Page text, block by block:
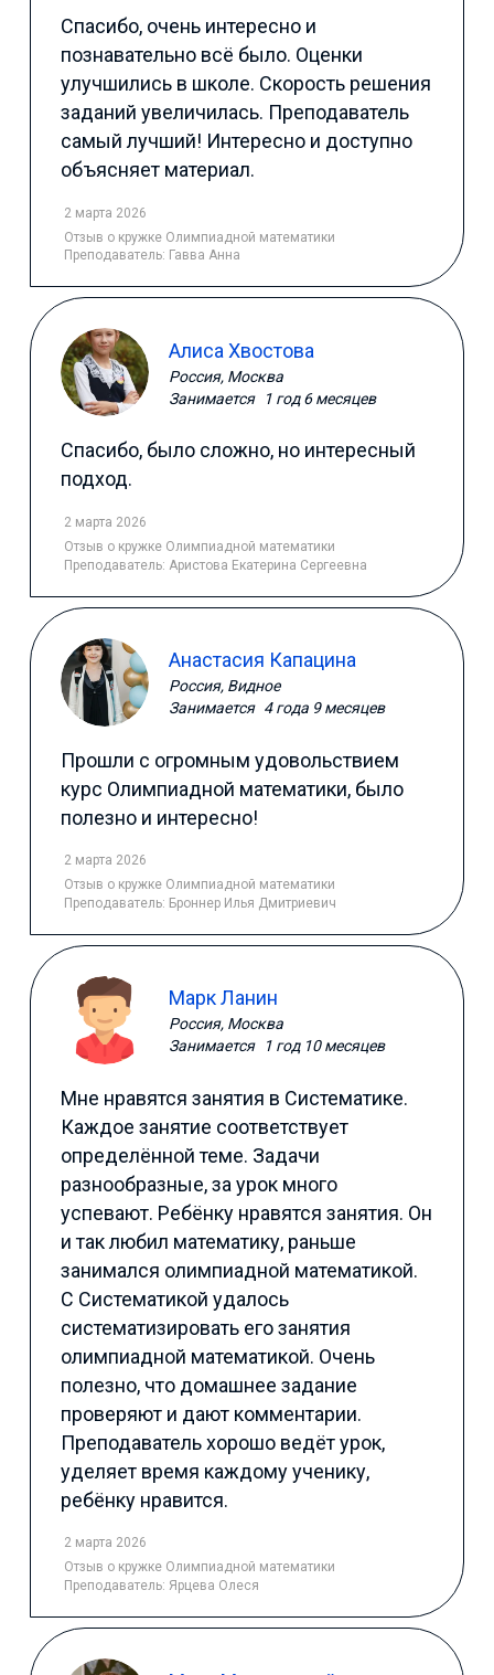
Спасибо, очень интересно и
познавательно всё было. Оценки
улучшились в школе. Скорость решения
заданий увеличилась. Преподаватель
самый лучший! Интересно и доступно
объясняет материал.
2 марта 2026
Отзыв о кружке Олимпиадной математики
Преподаватель: Гавва Анна
Алиса Хвостова
Россия, Москва
Занимается
1 год 6 месяцев
Спасибо, было сложно, но интересный
подход.
2 марта 2026
Отзыв о кружке Олимпиадной математики
Преподаватель: Аристова Екатерина Сергеевна
Анастасия Капацина
Россия, Видное
Занимается 4 года 9 месяцев
Прошли с огромным удовольствием
курс Олимпиадной математики, было
полезно и интересно!
2 марта 2026
Отзыв о кружке Олимпиадной математики
Преподаватель: Броннер Илья Дмитриевич
Марк Ланин
Россия, Москва
Занимается
1 год 10 месяцев
Мне нравятся занятия в Систематике.
Каждое занятие соответствует
определённой теме. Задачи
разнообразные, за урок много
успевают. Ребёнку нравятся занятия. Он
и так любил математику, раньше
занимался олимпиадной математикой.
С Систематикой удалось
систематизировать его занятия
олимпиадной математикой. Очень
полезно, что домашнее задание
проверяют и дают комментарии.
Преподаватель хорошо ведёт урок,
уделяет время каждому ученику,
ребёнку нравится.
2 марта 2026
Отзыв о кружке Олимпиадной математики
Преподаватель: Ярцева Олеся